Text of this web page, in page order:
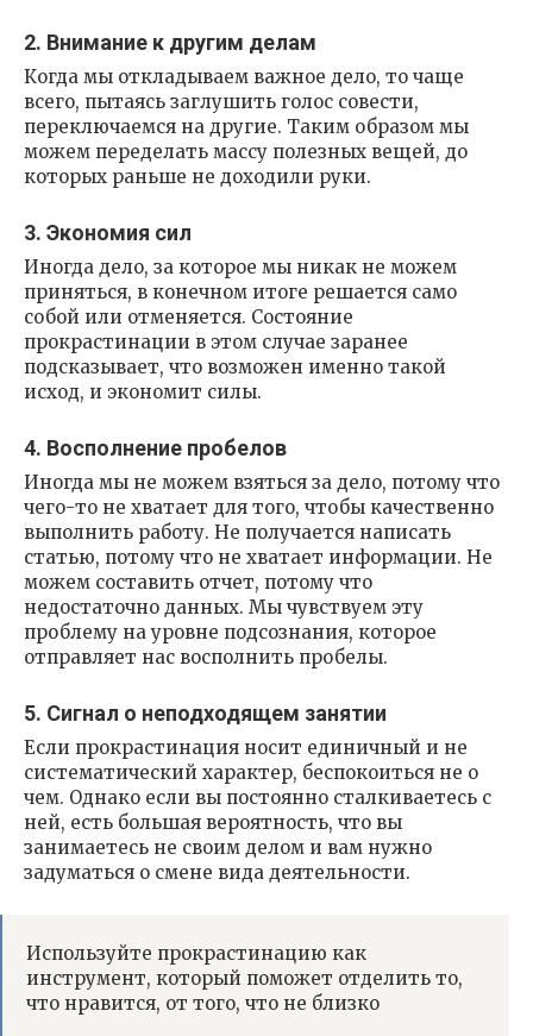
2. Внимание к другим делам
Когда мы откладываем важное дело, то чаще
всего, пытаясь заглушить голос совести,
переключаемся на другие. Таким образом мы
можем переделать массу полезных вещей, до
которых раньше не доходили руки.
3. Экономия сил
Иногда дело, за которое мы никак не можем
приняться, в конечном итоге решается само
собой или отменяется. Состояние
прокрастинации в этом случае заранее
подсказывает, что возможен именно такой
исход, и экономит силы.
4. Восполнение пробелов
Иногда мы не можем взяться за дело, потому что
чего-то не хватает для того, чтобы качественно
выполнить работу. Не получается написать
статью, потому что не хватает информации. Не
можем составить отчет, потому что
недостаточно данных. Мы чувствуем эту
проблему на уровне подсознания, которое
отправляет нас восполнить пробелы.
5. Сигнал о неподходящем занятии
Если прокрастинация носит единичный и не
систематический характер, беспокоиться не о
чем. Однако если вы постоянно сталкиваетесь с
ней, есть большая вероятность, что вы
занимаетесь не своим делом и вам нужно
задуматься о смене вида деятельности.
Используйте прокрастинацию как
инструмент, который поможет отделить то,
что нравится, от того, что не близко